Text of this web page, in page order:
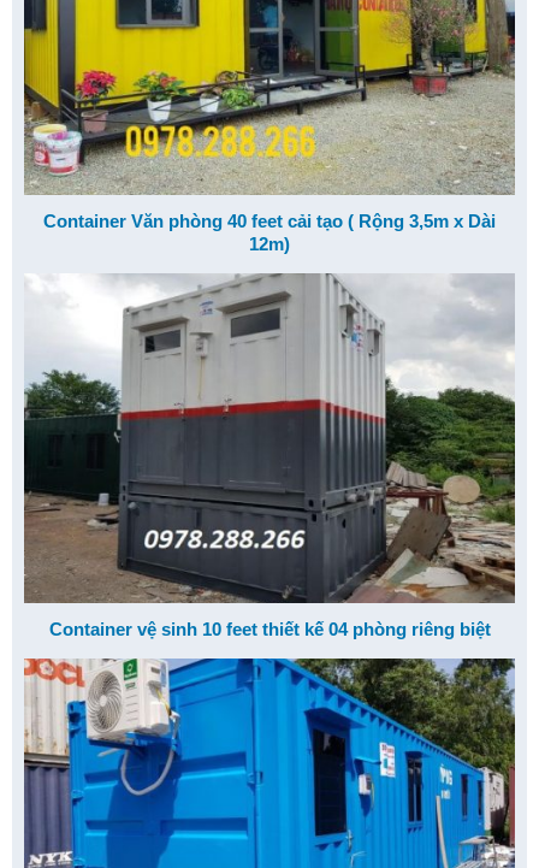
Container Văn phòng 40 feet cải tạo ( Rộng 3,5m x Dài
12m)
Container vệ sinh 10 feet thiết kế 04 phòng riêng biệt